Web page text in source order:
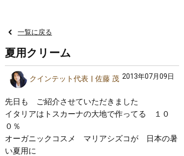
一覧に戻る
夏用クリーム
クインテット代表 佐藤 茂 2013年07月09日
先日も ご紹介させていただきました
イタリアはトスカーナの大地で作ってる １０
０％
オーガニックコスメ マリアシズコが 日本の暑
い夏用に